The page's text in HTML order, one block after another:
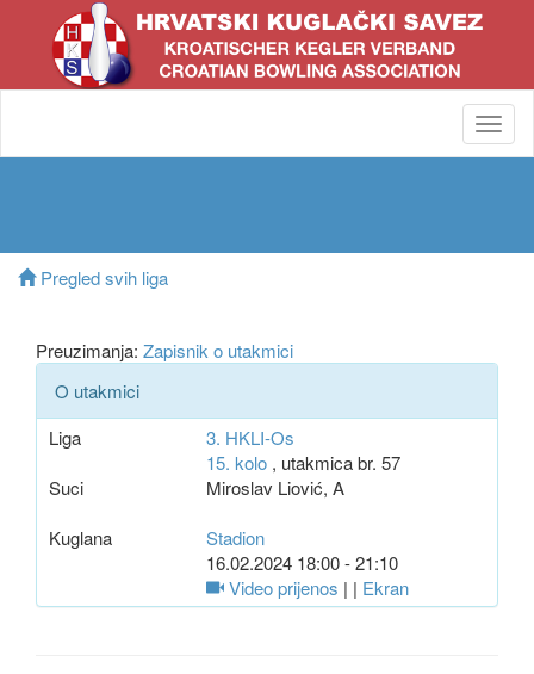
Pregled svih liga
Preuzimanja: Zapisnik o utakmici
O utakmici
Liga
3. HKLI-Os
15. kolo, utakmica br. 57
Suci
Miroslav Liović, A
Kuglana
Stadion
16.02.2024 18:00 - 21:10
Video prijenos | | Ekran